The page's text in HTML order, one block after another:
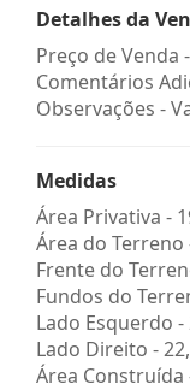
Detalhes da
Preço de Venda -
Comentários
Observações -
Medidas
Área Privativa -
Área do Terreno
Frente do
Fundos do
Lado Esquerdo
Lado Direito -
Área Construída